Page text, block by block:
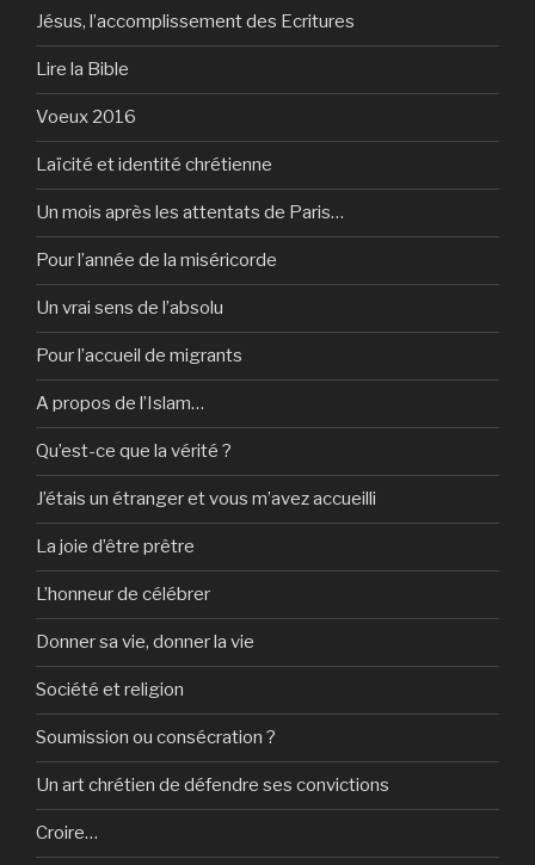
Jésus, l’accomplissement des Ecritures
Lire la Bible
Voeux 2016
Laïcité et identité chrétienne
Un mois après les attentats de Paris…
Pour l’année de la miséricorde
Un vrai sens de l’absolu
Pour l’accueil de migrants
A propos de l’Islam…
Qu’est-ce que la vérité ?
J’étais un étranger et vous m’avez accueilli
La joie d’être prêtre
L’honneur de célébrer
Donner sa vie, donner la vie
Société et religion
Soumission ou consécration ?
Un art chrétien de défendre ses convictions
Croire…